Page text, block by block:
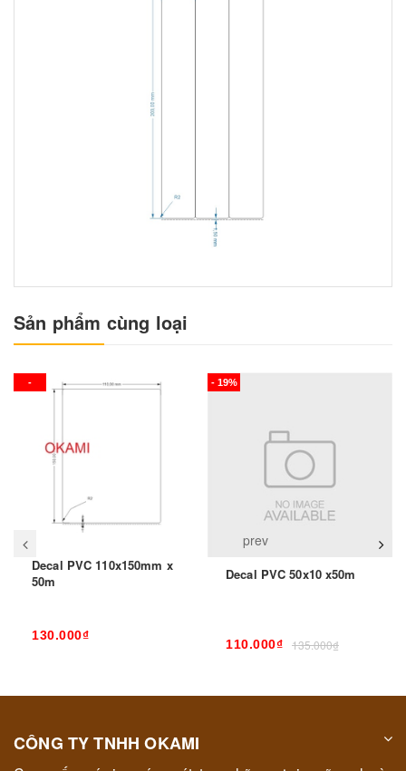
Sản phẩm cùng loại
-
Decal PVC 110x150mm x
50m
130.000₫
- 19%
Decal PVC 50x10 x50m
110.000₫ 135.000₫
prev
CÔNG TY TNHH OKAMI